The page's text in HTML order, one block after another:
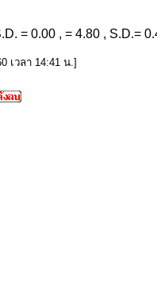
= 0.00 , = 4.80 , S.D.=
เวลา 14:41 น.]